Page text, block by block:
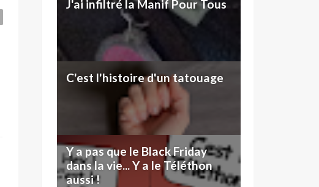
J'ai infiltré la Manif Pour Tous
C'est l'histoire d'un tatouage
Y a pas que le Black Friday
dans la vie... Y a le Téléthon
aussi !